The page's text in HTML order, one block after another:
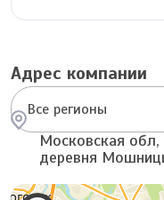
Адрес компании
Все регионы
Московская обл,
деревня